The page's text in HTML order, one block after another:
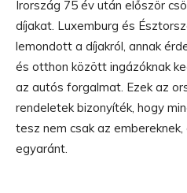
Írország 75 év után először
díjakat. Luxemburg és
lemondott a díjakról, annak
és otthon között ingázóknak
az autós forgalmat. Ezek az
rendeletek bizonyíték, hogy
tesz nem csak az
egyaránt.